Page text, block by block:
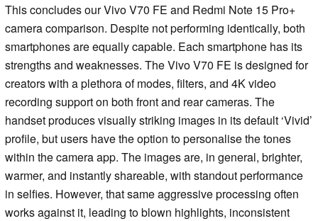
This concludes our Vivo V70 FE and Redmi Note 15 Pro+
camera comparison. Despite not performing identically, both
smartphones are equally capable. Each smartphone has its
strengths and weaknesses. The Vivo V70 FE is designed for
creators with a plethora of modes, filters, and 4K video
recording support on both front and rear cameras. The
handset produces visually striking images in its default ‘Vivid’
profile, but users have the option to personalise the tones
within the camera app. The images are, in general, brighter,
warmer, and instantly shareable, with standout performance
in selfies. However, that same aggressive processing often
works against it, leading to blown highlights, inconsistent